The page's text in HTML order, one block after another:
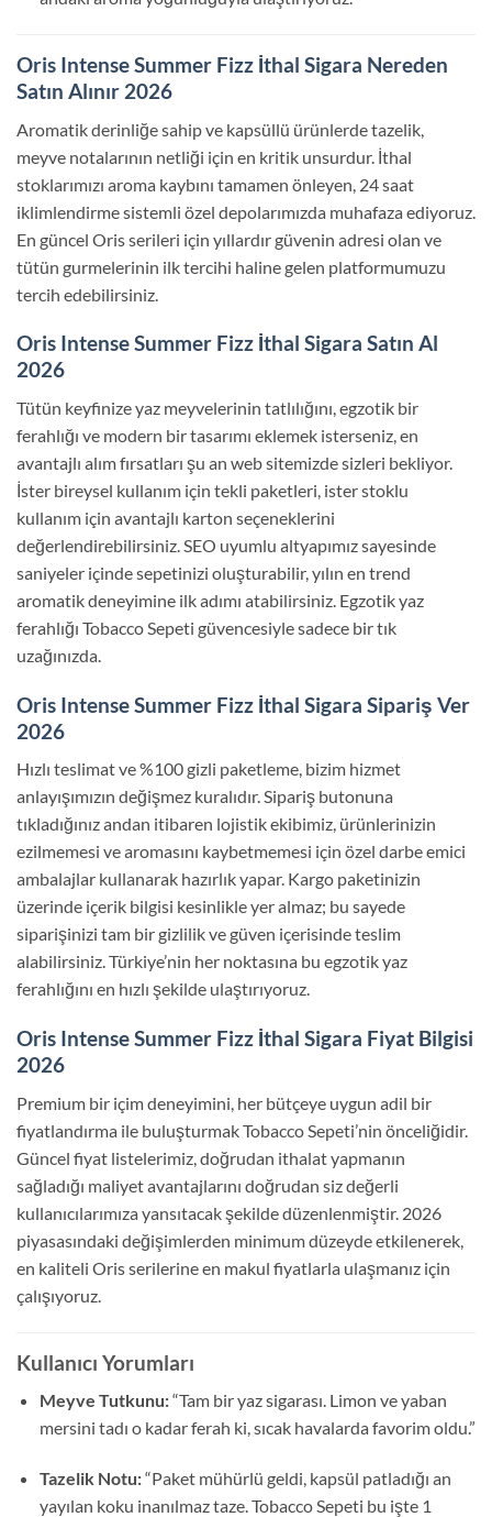
Oris Intense Summer Fizz İthal Sigara Nereden
Satın Alınır 2026
Aromatik derinliğe sahip ve kapsüllü ürünlerde tazelik,
meyve notalarının netliği için en kritik unsurdur. İthal
stoklarımızı aroma kaybını tamamen önleyen, 24 saat
iklimlendirme sistemli özel depolarımızda muhafaza ediyoruz.
En güncel Oris serileri için yıllardır güvenin adresi olan ve
tütün gurmelerinin ilk tercihi haline gelen platformumuzu
tercih edebilirsiniz.
Oris Intense Summer Fizz İthal Sigara Satın Al
2026
Tütün keyfinize yaz meyvelerinin tatlılığını, egzotik bir
ferahlığı ve modern bir tasarımı eklemek isterseniz, en
avantajlı alım fırsatları şu an web sitemizde sizleri bekliyor.
İster bireysel kullanım için tekli paketleri, ister stoklu
kullanım için avantajlı karton seçeneklerini
değerlendirebilirsiniz. SEO uyumlu altyapımız sayesinde
saniyeler içinde sepetinizi oluşturabilir, yılın en trend
aromatik deneyimine ilk adımı atabilirsiniz. Egzotik yaz
ferahlığı Tobacco Sepeti güvencesiyle sadece bir tık
uzağınızda.
Oris Intense Summer Fizz İthal Sigara Sipariş Ver
2026
Hızlı teslimat ve %100 gizli paketleme, bizim hizmet
anlayışımızın değişmez kuralıdır. Sipariş butonuna
tıkladığınız andan itibaren lojistik ekibimiz, ürünlerinizin
ezilmemesi ve aromasını kaybetmemesi için özel darbe emici
ambalajlar kullanarak hazırlık yapar. Kargo paketinizin
üzerinde içerik bilgisi kesinlikle yer almaz; bu sayede
siparişinizi tam bir gizlilik ve güven içerisinde teslim
alabilirsiniz. Türkiye’nin her noktasına bu egzotik yaz
ferahlığını en hızlı şekilde ulaştırıyoruz.
Oris Intense Summer Fizz İthal Sigara Fiyat Bilgisi
2026
Premium bir içim deneyimini, her bütçeye uygun adil bir
fiyatlandırma ile buluşturmak Tobacco Sepeti’nin önceliğidir.
Güncel fiyat listelerimiz, doğrudan ithalat yapmanın
sağladığı maliyet avantajlarını doğrudan siz değerli
kullanıcılarımıza yansıtacak şekilde düzenlenmiştir. 2026
piyasasındaki değişimlerden minimum düzeyde etkilenerek,
en kaliteli Oris serilerine en makul fiyatlarla ulaşmanız için
çalışıyoruz.
Kullanıcı Yorumları
Meyve Tutkunu:“Tam bir yaz sigarası. Limon ve yaban
mersini tadı o kadar ferah ki, sıcak havalarda favorim oldu.”
Tazelik Notu:“Paket mühürlü geldi, kapsül patladığı an
yayılan koku inanılmaz taze. Tobacco Sepeti bu işte 1